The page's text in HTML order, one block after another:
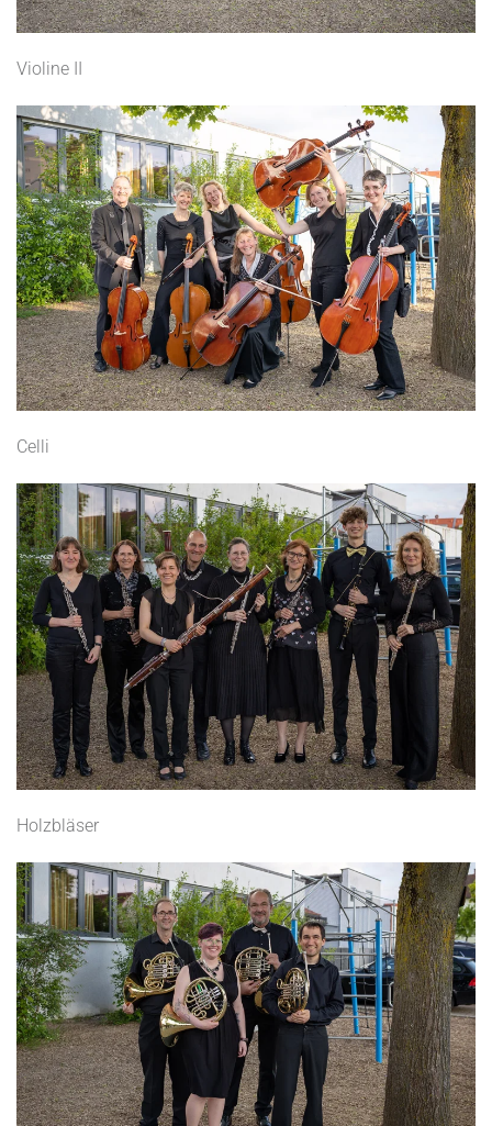
Violine II
Celli
Holzbläser